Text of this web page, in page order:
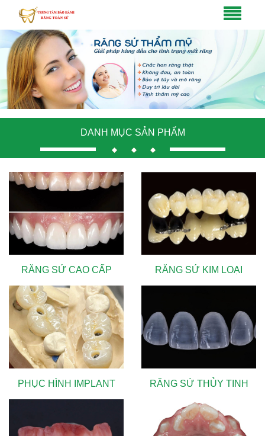
DANH MỤC SẢN PHẨM
RĂNG SỨ CAO CẤP RĂNG SỨ KIM LOẠI
PHỤC HÌNH IMPLANT RĂNG SỨ THỦY TINH